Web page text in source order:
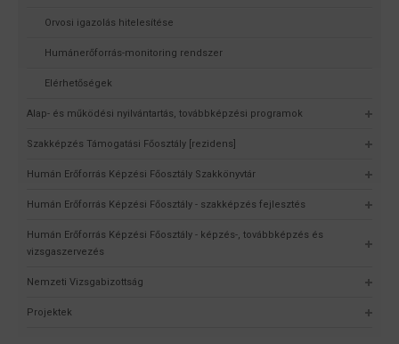
Orvosi igazolás hitelesítése
Humánerőforrás-monitoring rendszer
Elérhetőségek
Alap- és működési nyilvántartás, továbbképzési programok
Szakképzés Támogatási Főosztály [rezidens]
Humán Erőforrás Képzési Főosztály Szakkönyvtár
Humán Erőforrás Képzési Főosztály - szakképzés fejlesztés
Humán Erőforrás Képzési Főosztály - képzés-, továbbképzés és
vizsgaszervezés
Nemzeti Vizsgabizottság
Projektek